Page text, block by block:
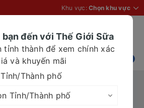
Khu vực: Chọn khu vực
Bình Sữa An Toàn, Dễ Thực
đến với Thế Giới Sữa
tỉnh thành để xem chính xác
và khuyến mãi
Tỉnh/Thành phố